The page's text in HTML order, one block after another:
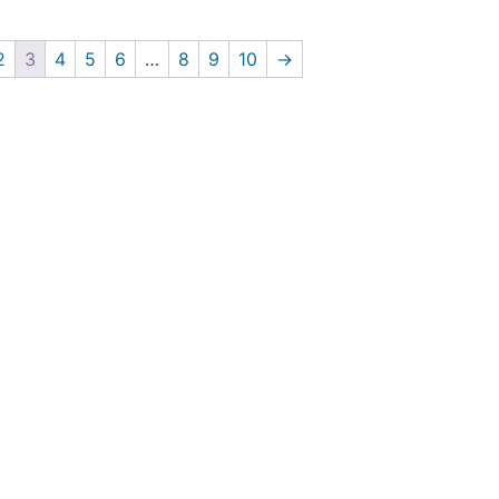
3 4 5 6 … 8 9 10 →